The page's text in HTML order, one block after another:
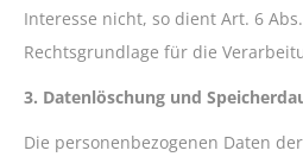
Interesse nicht, so dient Art. 6
Rechtsgrundlage für die
3. Datenlöschung und
Die personenbezogenen Daten